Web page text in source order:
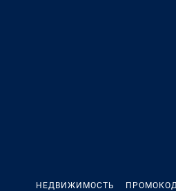
НЕДВИЖИМОСТЬ